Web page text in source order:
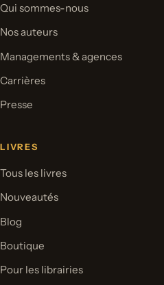
Qui sommes-nous
Nos auteurs
Managements & agences
Carrières
Presse
LIVRES
Tous les livres
Nouveautés
Blog
Boutique
Pour les librairies